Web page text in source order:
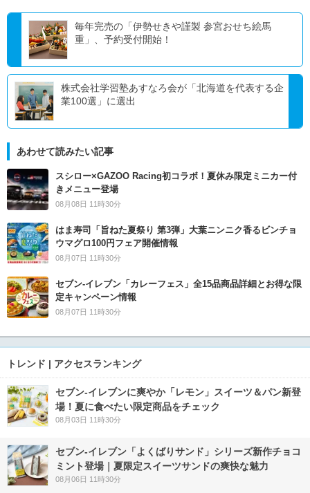
毎年完売の「伊勢せきや謹製 参宮おせち絵馬
重」、予約受付開始！
株式会社学習塾あすなろ会が「北海道を代表する企
業100選」に選出
あわせて読みたい記事
スシロー×GAZOO Racing初コラボ！夏休み限定ミニカー付
きメニュー登場
08月08日 11時30分
はま寿司「旨ねた夏祭り 第3弾」大葉ニンニク香るビンチョ
ウマグロ100円フェア開催情報
08月07日 11時30分
セブン‐イレブン「カレーフェス」全15品商品詳細とお得な限
定キャンペーン情報
08月07日 11時30分
トレンド | アクセスランキング
セブン‐イレブンに爽やか「レモン」スイーツ＆パン新登
場！夏に食べたい限定商品をチェック
08月03日 11時30分
セブン‐イレブン「よくばりサンド」シリーズ新作チョコ
ミント登場｜夏限定スイーツサンドの爽快な魅力
08月06日 11時30分